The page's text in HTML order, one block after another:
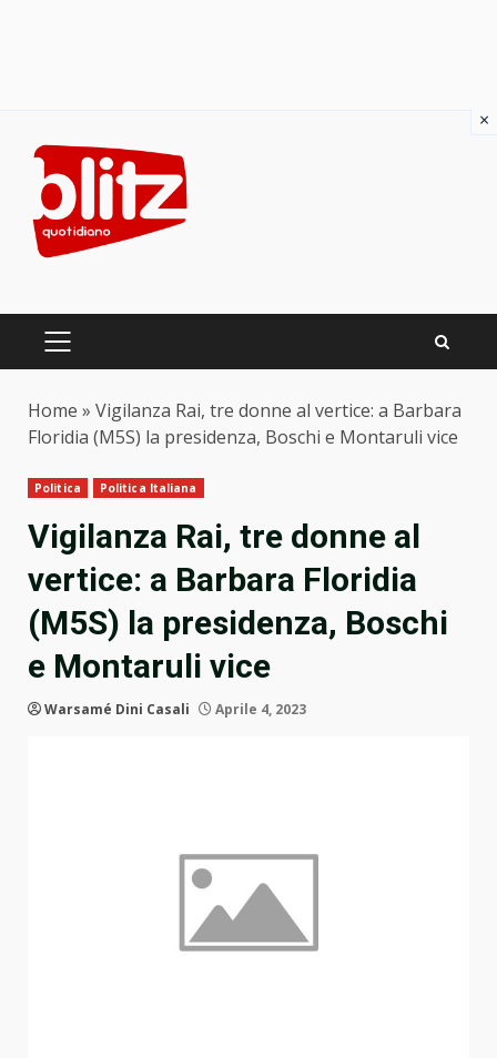
content
PRIMARY
Home » Vigilanza Rai, tre donne al vertice: a Barbara
Floridia (M5S) la presidenza, Boschi e Montaruli vice
Politica Politica Italiana
Vigilanza Rai, tre donne al
vertice: a Barbara Floridia
(M5S) la presidenza, Boschi
e Montaruli vice
Warsamé Dini Casali Aprile 4, 2023
×